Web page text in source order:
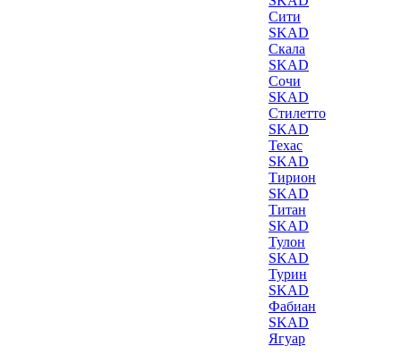
Сити
SKAD
Скала
SKAD
Сочи
SKAD
Стилетто
SKAD
Техас
SKAD
Тирион
SKAD
Титан
SKAD
Тулон
SKAD
Турин
SKAD
Фабиан
SKAD
Ягуар